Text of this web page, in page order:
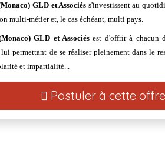
GLD et Associés s'investissent au
multi-métier et, le cas échéant, multi pays.
GLD et Associésest d'offrir à chacun
permettant de se réaliser pleinement dans le
et impartialité...
Postuler à cette